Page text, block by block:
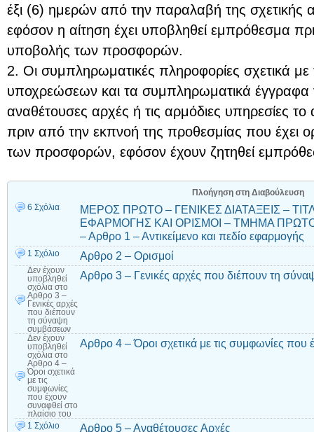
έξι (6) ημερών από την παραλαβή της σχετικής
εφόσον η αίτηση έχει υποβληθεί εμπρόθεσμα
υποβολής των προσφορών.
2. Οι συμπληρωματικές πληροφορίες σχετικά
υποχρεώσεων και τα συμπληρωματικά έγγραφα
αναθέτουσες αρχές ή τις αρμόδιες υπηρεσίες το
πριν από την εκπνοή της προθεσμίας που έχει
των προσφορών, εφόσον έχουν ζητηθεί
Πλοήγηση στη Διαβούλευση
6 Σχόλια
ΜΕΡΟΣ ΠΡΩΤΟ – ΓΕΝΙΚΕΣ ΔΙΑΤΑΞΕΙΣ –
ΕΦΑΡΜΟΓΗΣ ΚΑΙ ΟΡΙΣΜΟΙ – ΤΜΗΜΑ
– Αρθρο 1 – Αντικείμενο και πεδίο εφαρμογής
1 Σχόλιο Αρθρο 2 – Ορισμοί
Δεν έχουν
υποβληθεί
σχόλια στο
Αρθρο 3 –
Γενικές αρχές
που διέπουν
τη σύναψη
συμβάσεων
Αρθρο 3 – Γενικές αρχές που διέπουν τη
Δεν έχουν
υποβληθεί
σχόλια στο
Αρθρο 4 –
Όροι σχετικά
με τις
συμφωνίες
που έχουν
συναφθεί στο
πλαίσιο του
Αρθρο 4 – Όροι σχετικά με τις συμφωνίες που
1 Σχόλιο Αρθρο 5 – Αναθέτουσες Αρχές